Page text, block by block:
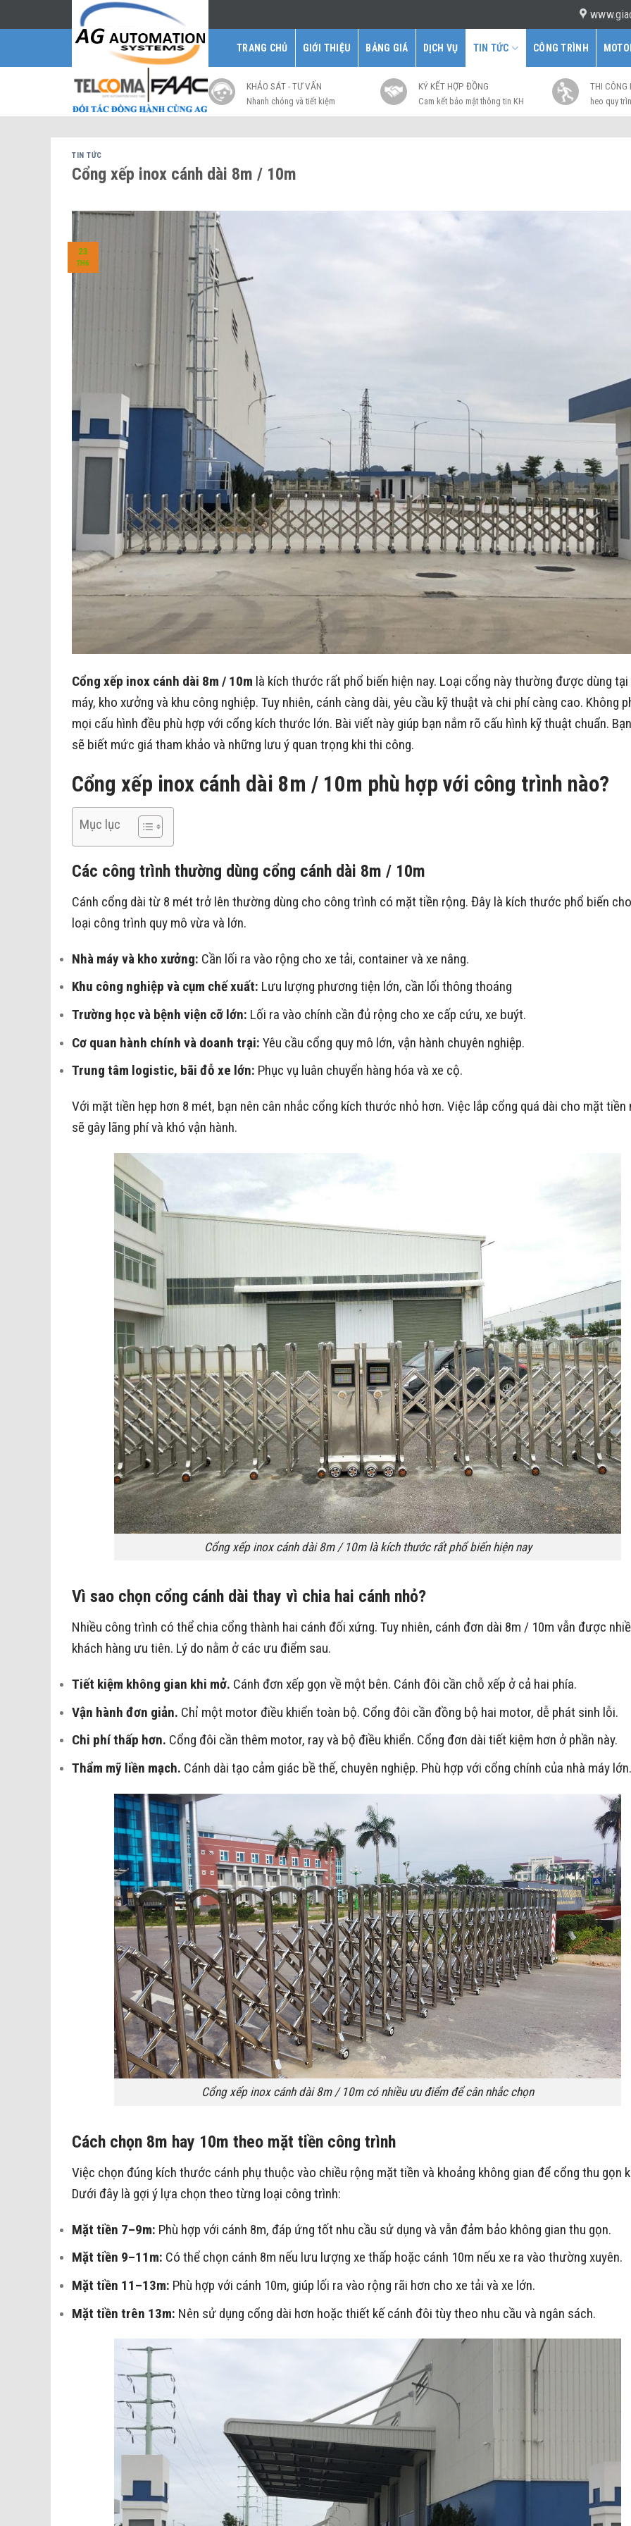
to
TRANG CHỦ GIỚI THIỆU BẢNG GIÁ DỊCH VỤ TIN TỨC CÔNG TRÌNH
KHẢO SÁT - TƯ VẤN
Nhanh chóng và tiết kiệm
KÝ KẾT HỢP ĐỒNG
Cam kết bảo mật thông tin KH
THI
heo quy
TIN TỨC
Cổng xếp inox cánh dài 8m / 10m
23
TH6
Cổng xếp inox cánh dài 8m / 10m là kích thước rất phổ biến hiện nay. Loại cổng này thường được dùng tại
máy, kho xưởng và khu công nghiệp. Tuy nhiên, cánh càng dài, yêu cầu kỹ thuật và chi phí càng cao. Không
mọi cấu hình đều phù hợp với cổng kích thước lớn. Bài viết này giúp bạn nắm rõ cấu hình kỹ thuật chuẩn.
sẽ biết mức giá tham khảo và những lưu ý quan trọng khi thi công.
Cổng xếp inox cánh dài 8m / 10m phù hợp với công trình nào?
Mục lục
Các công trình thường dùng cổng cánh dài 8m / 10m
Cánh cổng dài từ 8 mét trở lên thường dùng cho công trình có mặt tiền rộng. Đây là kích thước phổ biến
loại công trình quy mô vừa và lớn.
Nhà máy và kho xưởng: Cần lối ra vào rộng cho xe tải, container và xe nâng.
Khu công nghiệp và cụm chế xuất: Lưu lượng phương tiện lớn, cần lối thông thoáng
Trường học và bệnh viện cỡ lớn: Lối ra vào chính cần đủ rộng cho xe cấp cứu, xe buýt.
Cơ quan hành chính và doanh trại: Yêu cầu cổng quy mô lớn, vận hành chuyên nghiệp.
Trung tâm logistic, bãi đỗ xe lớn: Phục vụ luân chuyển hàng hóa và xe cộ.
Với mặt tiền hẹp hơn 8 mét, bạn nên cân nhắc cổng kích thước nhỏ hơn. Việc lắp cổng quá dài cho mặt tiền
sẽ gây lãng phí và khó vận hành.
Cổng xếp inox cánh dài 8m / 10m là kích thước rất phổ biến hiện nay
Vì sao chọn cổng cánh dài thay vì chia hai cánh nhỏ?
Nhiều công trình có thể chia cổng thành hai cánh đối xứng. Tuy nhiên, cánh đơn dài 8m / 10m vẫn được
khách hàng ưu tiên. Lý do nằm ở các ưu điểm sau.
Tiết kiệm không gian khi mở. Cánh đơn xếp gọn về một bên. Cánh đôi cần chỗ xếp ở cả hai phía.
Vận hành đơn giản. Chỉ một motor điều khiển toàn bộ. Cổng đôi cần đồng bộ hai motor, dễ phát sinh lỗi.
Chi phí thấp hơn. Cổng đôi cần thêm motor, ray và bộ điều khiển. Cổng đơn dài tiết kiệm hơn ở phần này.
Thẩm mỹ liền mạch. Cánh dài tạo cảm giác bề thế, chuyên nghiệp. Phù hợp với cổng chính của nhà máy lớn.
Cổng xếp inox cánh dài 8m / 10m có nhiều ưu điểm để cân nhắc chọn
Cách chọn 8m hay 10m theo mặt tiền công trình
Việc chọn đúng kích thước cánh phụ thuộc vào chiều rộng mặt tiền và khoảng không gian để cổng thu gọn
Dưới đây là gợi ý lựa chọn theo từng loại công trình:
Mặt tiền 7–9m: Phù hợp với cánh 8m, đáp ứng tốt nhu cầu sử dụng và vẫn đảm bảo không gian thu gọn.
Mặt tiền 9–11m: Có thể chọn cánh 8m nếu lưu lượng xe thấp hoặc cánh 10m nếu xe ra vào thường xuyên.
Mặt tiền 11–13m: Phù hợp với cánh 10m, giúp lối ra vào rộng rãi hơn cho xe tải và xe lớn.
Mặt tiền trên 13m: Nên sử dụng cổng dài hơn hoặc thiết kế cánh đôi tùy theo nhu cầu và ngân sách.